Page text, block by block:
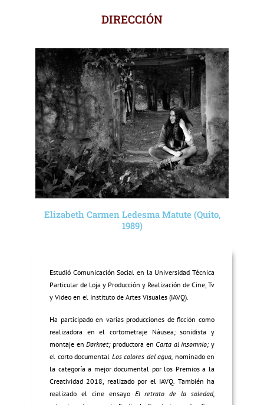
DIRECCIÓN
Elizabeth Carmen Ledesma Matute (Quito,
1989)
Estudió Comunicación Social en la Universidad Técnica
Particular de Loja y Producción y Realización de Cine, Tv
y Video en el Instituto de Artes Visuales (IAVQ).
Ha participado en varias producciones de ficción como
realizadora en el cortometraje Náusea;sonidista y
montaje enDarknet;productora enCarta al insomnio; y
el corto documental Los colores del agua, nominado en
la categoría a mejor documental por los Premios a la
Creatividad 2018, realizado por el IAVQ. También ha
realizado el cine ensayo El retrato de la soledad,